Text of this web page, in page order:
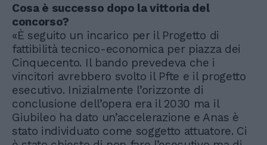
Cosa è successo dopo la vittoria del
concorso?
«È seguito un incarico per il Progetto di
fattibilità tecnico-economica per piazza dei
Cinquecento. Il bando prevedeva che i
vincitori avrebbero svolto il Pfte e il progetto
esecutivo. Inizialmente l’orizzonte di
conclusione dell’opera era il 2030 ma il
Giubileo ha dato un’accelerazione e Anas è
stato individuato come soggetto attuatore. Ci